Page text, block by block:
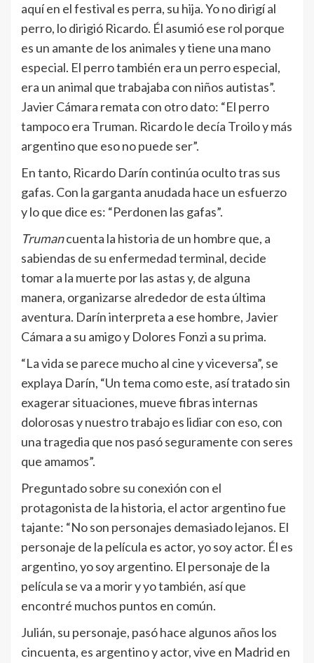
aquí en el festival es perra, su hija. Yo no dirigí al
perro, lo dirigió Ricardo. Él asumió ese rol porque
es un amante de los animales y tiene una mano
especial. El perro también era un perro especial,
era un animal que trabajaba con niños autistas”.
Javier Cámara remata con otro dato: “El perro
tampoco era Truman. Ricardo le decía Troilo y más
argentino que eso no puede ser”.
En tanto, Ricardo Darín continúa oculto tras sus
gafas. Con la garganta anudada hace un esfuerzo
y lo que dice es: “Perdonen las gafas”.
Trumancuenta la historia de un hombre que, a
sabiendas de su enfermedad terminal, decide
tomar a la muerte por las astas y, de alguna
manera, organizarse alrededor de esta última
aventura. Darín interpreta a ese hombre, Javier
Cámara a su amigo y Dolores Fonzi a su prima.
“La vida se parece mucho al cine y viceversa”, se
explaya Darín, “Un tema como este, así tratado sin
exagerar situaciones, mueve fibras internas
dolorosas y nuestro trabajo es lidiar con eso, con
una tragedia que nos pasó seguramente con seres
que amamos”.
Preguntado sobre su conexión con el
protagonista de la historia, el actor argentino fue
tajante: “No son personajes demasiado lejanos. El
personaje de la película es actor, yo soy actor. Él es
argentino, yo soy argentino. El personaje de la
película se va a morir y yo también, así que
encontré muchos puntos en común.
Julián, su personaje, pasó hace algunos años los
cincuenta, es argentino y actor, vive en Madrid en